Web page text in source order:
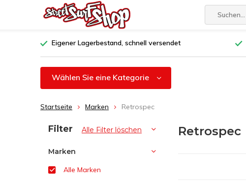
Eigener Lagerbestand, schnell versendet
Wählen Sie eine Kategorie
Startseite Marken Retrospec
Retrospec
Sortieren nach:
Filter Alle Filter löschen
Marken
Alle Marken